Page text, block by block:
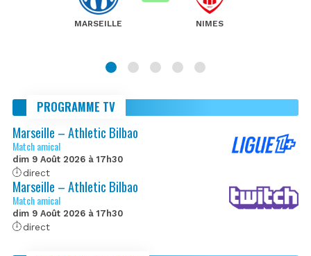
MARSEILLE NIMES
PROGRAMME TV
Marseille – Athletic Bilbao
Match amical
dim 9 Août 2026 à 17h30
direct
Marseille – Athletic Bilbao
Match amical
dim 9 Août 2026 à 17h30
direct